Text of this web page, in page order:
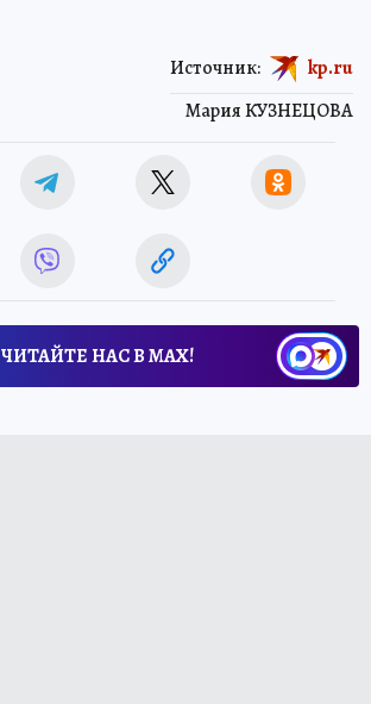
Мария КУЗНЕЦОВА
Источник: kp.ru
ЧИТАЙТЕ НАС В МАХ!